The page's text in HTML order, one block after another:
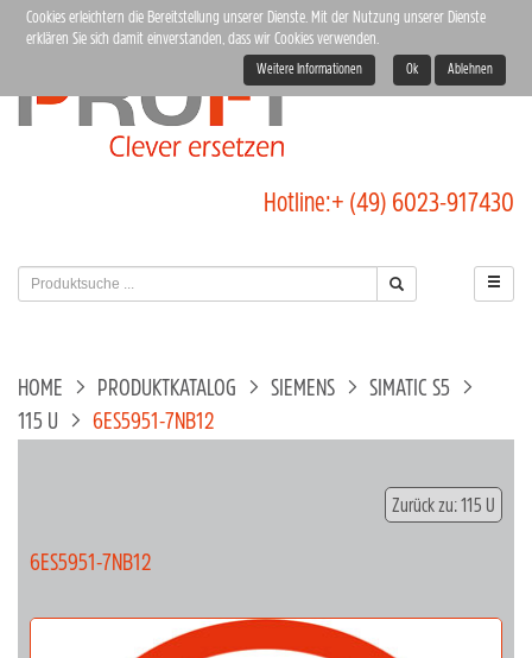
Hotline:+ (49) 6023-917430
HOME PRODUKTKATALOG SIEMENS
SIMATIC S5
115 U
6ES5951-7NB12
Zurück zu: 115 U
6ES5951-7NB12
Cookies erleichtern die Bereitstellung unserer Dienste. Mit der Nutzung unserer Dienste
erklären Sie sich damit einverstanden, dass wir Cookies verwenden.
Weitere Informationen Ok Ablehnen